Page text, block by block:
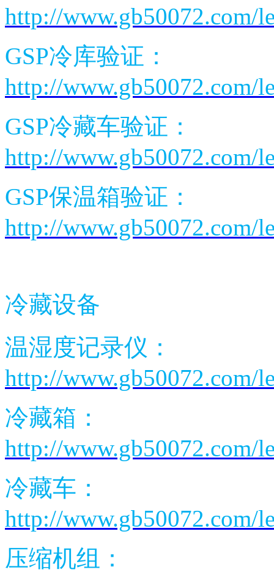
http://www.gb50072.com/
GSP冷库验证：
http://www.gb50072.com/
GSP冷藏车验证：
http://www.gb50072.com/
GSP保温箱验证：
http://www.gb50072.com/
冷藏设备
温湿度记录仪：
http://www.gb50072.com/
冷藏箱：
http://www.gb50072.com/
冷藏车：
http://www.gb50072.com/
压缩机组：